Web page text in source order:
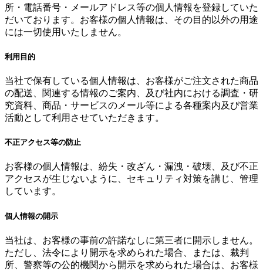
所・電話番号・メールアドレス等の個人情報を登録していた
だいております。お客様の個人情報は、その目的以外の用途
には一切使用いたしません。
利用目的
当社で保有している個人情報は、お客様がご注文された商品
の配送、関連する情報のご案内、及び社内における調査・研
究資料、商品・サービスのメール等による各種案内及び営業
活動として利用させていただきます。
不正アクセス等の防止
お客様の個人情報は、紛失・改ざん・漏洩・破壊、及び不正
アクセスが生じないように、セキュリティ対策を講じ、管理
しています。
個人情報の開示
当社は、お客様の事前の許諾なしに第三者に開示しません。
ただし、法令により開示を求められた場合、または、裁判
所、警察等の公的機関から開示を求められた場合は、お客様